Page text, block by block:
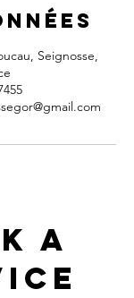
Seignosse,
a